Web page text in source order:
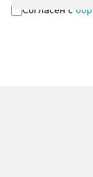
Согласен с